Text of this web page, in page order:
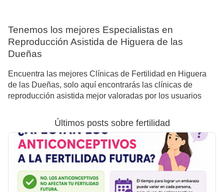
Tenemos los mejores Especialistas en
Reproducción Asistida de Higuera de las
Dueñas
Encuentra las mejores Clínicas de Fertilidad en Higuera
de las Dueñas, solo aquí encontrarás las clínicas de
reproducción asistida mejor valoradas por los usuarios
Últimos posts sobre fertilidad